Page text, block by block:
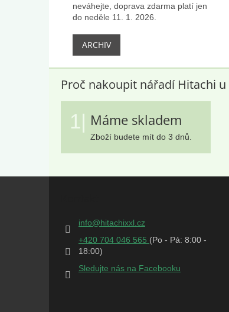
neváhejte, doprava zdarma platí jen
do neděle 11. 1. 2026.
ARCHIV
Proč nakoupit nářadí Hitachi u
1| Máme skladem
Zboží budete mít do 3 dnů.
info@hitachixxl.cz
+420 704 046 565
Sledujte nás na Facebooku